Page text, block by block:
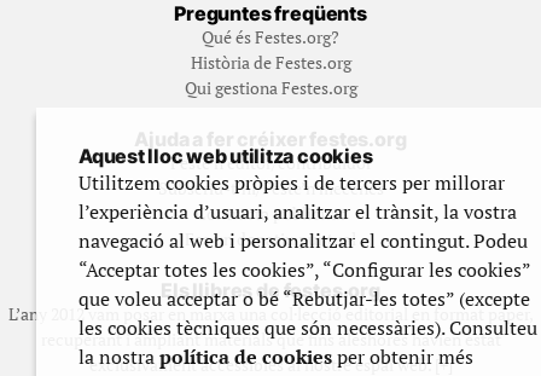
Preguntes freqüents
Qué és Festes.org?
Història de Festes.org
Qui gestiona Festes.org
Ajuda a fer créixer festes.org
Feste’n editor/contribuidor
Subscriu-t’hi/Feste’n mecenes
Contracta publicitat
Fes un donatiu puntual
Els llibres de festes.org
L’any 2012 vam posar en marxa una col·lecció editorial en format paper,
recuperant i ampliant materials que fins aleshores havien estat
exclusivament accessibles al nostre espai web. [+]
Aquest lloc web utilitza cookies
Utilitzem cookies pròpies i de tercers per millorar
l’experiència d’usuari, analitzar el trànsit, la vostra
navegació al web i personalitzar el contingut. Podeu
“Acceptar totes les cookies”, “Configurar les cookies”
que voleu acceptar o bé “Rebutjar-les totes” (excepte
les cookies tècniques que són necessàries). Consulteu
la nostrapolítica de cookiesper obtenir més